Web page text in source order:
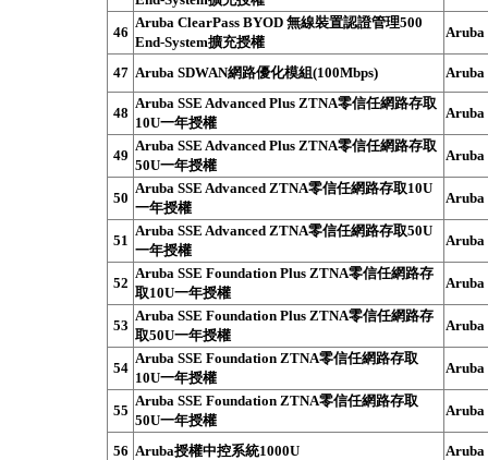
46
Aruba ClearPass BYOD 無線裝置認證管理500
End-System擴充授權
Aruba
47 Aruba SDWAN網路優化模組(100Mbps) Aruba
48
Aruba SSE Advanced Plus ZTNA零信任網路存取
10U一年授權
Aruba
49
Aruba SSE Advanced Plus ZTNA零信任網路存取
50U一年授權
Aruba
50
Aruba SSE Advanced ZTNA零信任網路存取10U
一年授權
Aruba
51
Aruba SSE Advanced ZTNA零信任網路存取50U
一年授權
Aruba
52
Aruba SSE Foundation Plus ZTNA零信任網路存
取10U一年授權
Aruba
53
Aruba SSE Foundation Plus ZTNA零信任網路存
取50U一年授權
Aruba
54
Aruba SSE Foundation ZTNA零信任網路存取
10U一年授權
Aruba
55
Aruba SSE Foundation ZTNA零信任網路存取
50U一年授權
Aruba
56 Aruba授權中控系統1000U Aruba